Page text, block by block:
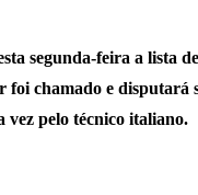
segunda-feira a lista
foi chamado e
vez pelo técnico italiano.